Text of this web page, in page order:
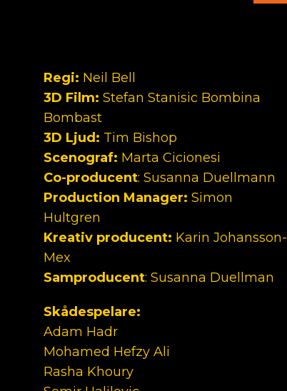
Regi: Neil Bell
3D Film: Stefan Stanisic Bombina
Bombast
3D Ljud: Tim Bishop
Scenograf: Marta Cicionesi
Co-producent: Susanna Duellmann
Production Manager: Simon
Hultgren
Kreativ producent: Karin Johansson-
Mex
Samproducent: Susanna Duellman
Skådespelare:
Adam Hadr
Mohamed Hefzy Ali
Rasha Khoury